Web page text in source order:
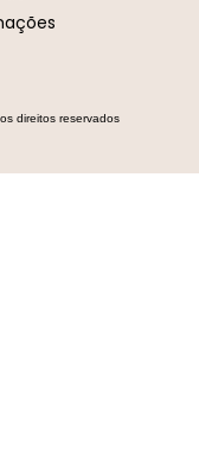
direitos reservados